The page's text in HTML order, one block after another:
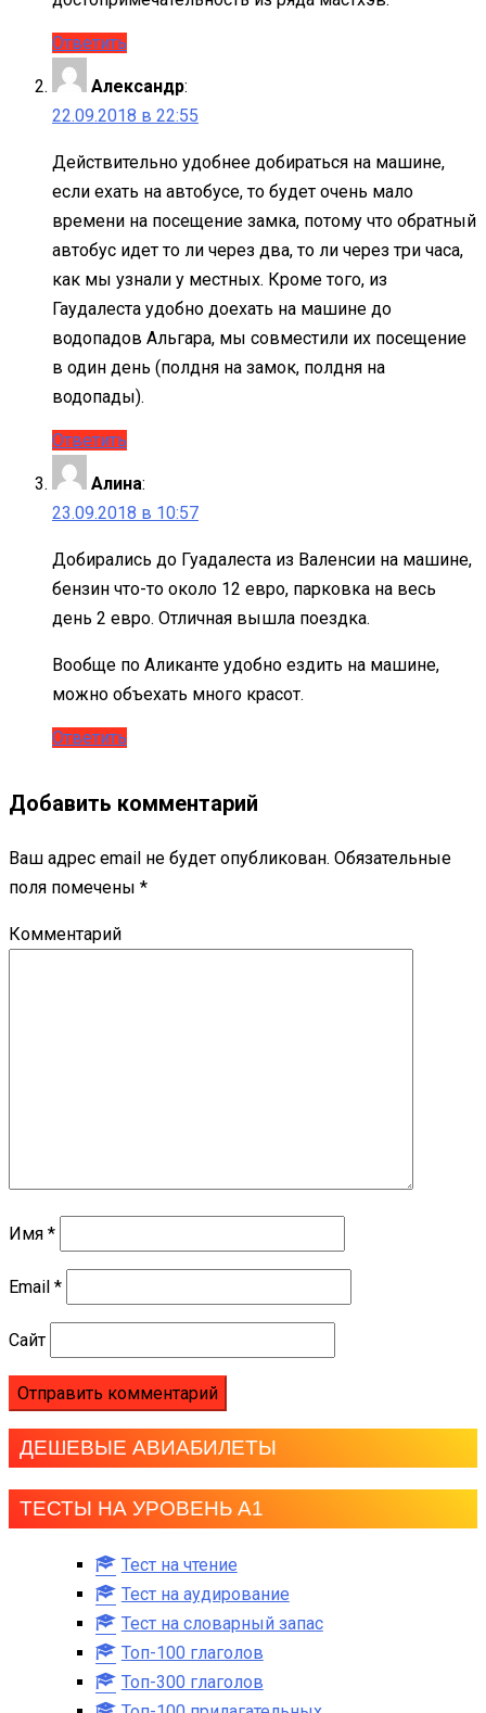
Ответить
Александр:
22.09.2018 в 22:55
Действительно удобнее добираться на машине,
если ехать на автобусе, то будет очень мало
времени на посещение замка, потому что обратный
автобус идет то ли через два, то ли через три часа,
как мы узнали у местных. Кроме того, из
Гаудалеста удобно доехать на машине до
водопадов Альгара, мы совместили их посещение
в один день (полдня на замок, полдня на
водопады).
Ответить
Алина:
23.09.2018 в 10:57
Добирались до Гуадалеста из Валенсии на машине,
бензин что-то около 12 евро, парковка на весь
день 2 евро. Отличная вышла поездка.
Вообще по Аликанте удобно ездить на машине,
можно объехать много красот.
Ответить
Добавить комментарий
Ваш адрес email не будет опубликован. Обязательные
поля помечены *
Комментарий
Имя *
Email *
Сайт
ДЕШЕВЫЕ АВИАБИЛЕТЫ
ТЕСТЫ НА УРОВЕНЬ А1
Тест на чтение
Тест на аудирование
Тест на словарный запас
Топ-100 глаголов
Топ-300 глаголов